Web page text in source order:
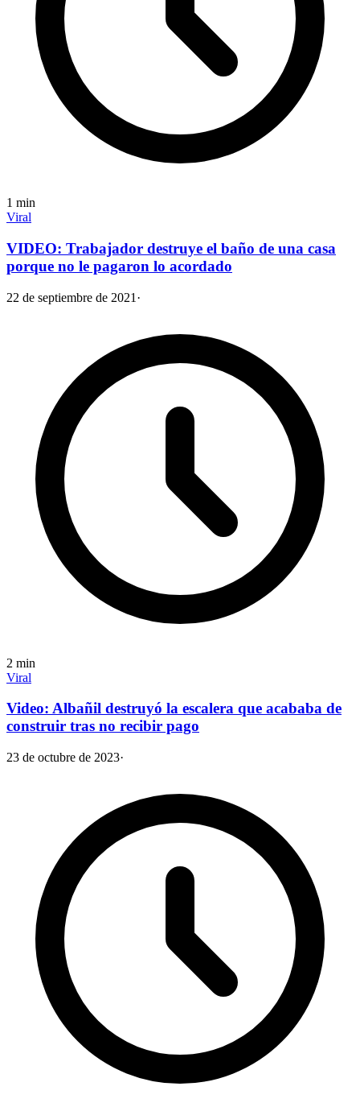
1 min
Viral
VIDEO: Trabajador destruye el baño de una casa
porque no le pagaron lo acordado
22 de septiembre de 2021 ·
2 min
Viral
Video: Albañil destruyó la escalera que acababa de
construir tras no recibir pago
23 de octubre de 2023·